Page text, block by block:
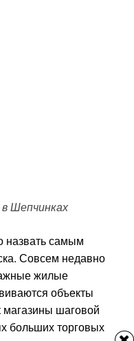
Шепчинках
самым
Совсем недавно
жилые
объекты
магазины шаговой
больших торговых